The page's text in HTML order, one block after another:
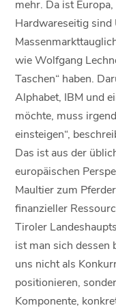
mehr. Da ist
Hardwareseitig sind
wie Wolfgang
Taschen“ haben.
Alphabet, IBM und
möchte, muss
einsteigen“,
Das ist aus der
europäischen
Maultier zum
finanzieller
Tiroler
ist man sich dessen
uns nicht als
positionieren,
Komponente,